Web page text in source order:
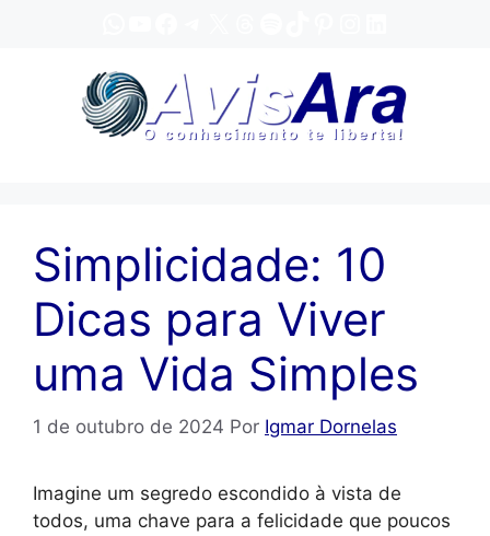
Simplicidade: 10
Dicas para Viver
uma Vida Simples
1 de outubro de 2024 Por Igmar Dornelas
Imagine um segredo escondido à vista de
todos, uma chave para a felicidade que poucos